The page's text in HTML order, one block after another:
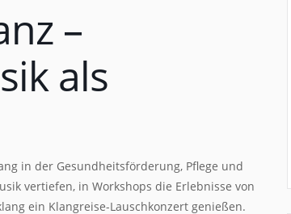
–
als
in der Gesundheitsförderung, Pflege und
vertiefen, in Workshops die Erlebnisse von
ein Klangreise-Lauschkonzert genießen.